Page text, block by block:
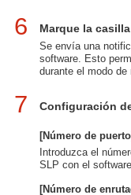
6 Marque la
Se envía una
software. Esto
durante el modo
7 Configuración
[Número de
Introduzca el
SLP con el
[Número de